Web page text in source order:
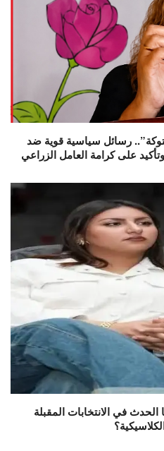
رسائل سياسية قوية ضد
على كرامة العامل الزراعي
في الانتخابات المقبلة